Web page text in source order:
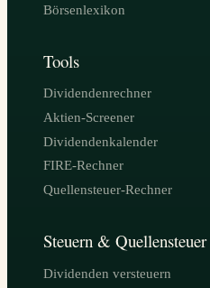
Börsenlexikon
Tools
Dividendenrechner
Aktien-Screener
Dividendenkalender
FIRE-Rechner
Quellensteuer-Rechner
Steuern & Quellensteuer
Dividenden versteuern